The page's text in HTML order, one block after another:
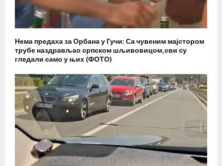
Нема предаха за Орбана у Гучи: Са чувеним мајстором
трубе наздрављао српском шљивовицом, сви су
гледали само у њих (ФОТО)